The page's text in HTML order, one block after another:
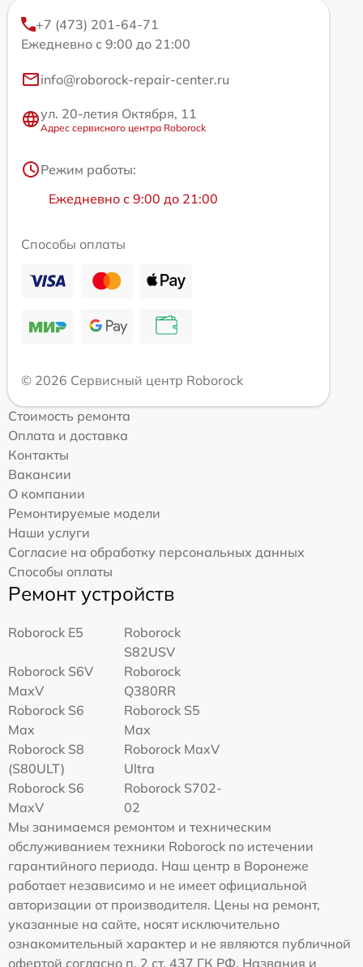
+7 (473) 201-64-71
Ежедневно с 9:00 до 21:00
info@roborock-repair-center.ru
ул. 20-летия Октября, 11
Адрес сервисного центра Roborock
Режим работы:
Ежедневно с 9:00 до 21:00
Способы оплаты
© 2026 Сервисный центр Roborock
Стоимость ремонта
Оплата и доставка
Контакты
Вакансии
О компании
Ремонтируемые модели
Наши услуги
Согласие на обработку персональных данных
Способы оплаты
Ремонт устройств
Roborock E5
Roborock
S82USV
Roborock S6V
MaxV
Roborock
Q380RR
Roborock S6
Max
Roborock S5
Max
Roborock S8
(S80ULT)
Roborock MaxV
Ultra
Roborock S6
MaxV
Roborock S702-
02
Мы занимаемся ремонтом и техническим
обслуживанием техники Roborock по истечении
гарантийного периода. Наш центр в Воронеже
работает независимо и не имеет официальной
авторизации от производителя. Цены на ремонт,
указанные на сайте, носят исключительно
ознакомительный характер и не являются публичной
офертой согласно п. 2 ст. 437 ГК РФ. Названия и